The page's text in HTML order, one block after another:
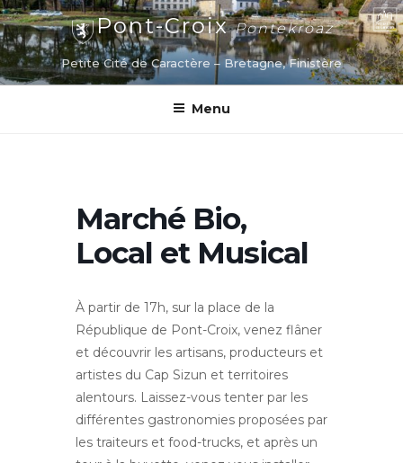
Aller
au
contenu
principal
Pont-CroixPontekroaz
Petite Cité de Caractère – Bretagne, Finistère
Menu
Marché Bio,
Local et Musical
À partir de 17h, sur la place de la
République de Pont-Croix, venez flâner
et découvrir les artisans, producteurs et
artistes du Cap Sizun et territoires
alentours. Laissez-vous tenter par les
différentes gastronomies proposées par
les traiteurs et food-trucks, et après un